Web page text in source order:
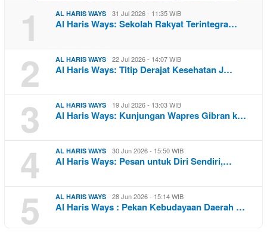
1 AL HARIS WAYS 31 Jul 2026 - 11:35 WIB
Al Haris Ways: Sekolah Rakyat Terintegra…
2 AL HARIS WAYS 22 Jul 2026 - 14:07 WIB
Al Haris Ways: Titip Derajat Kesehatan J…
3 AL HARIS WAYS 19 Jul 2026 - 13:03 WIB
Al Haris Ways: Kunjungan Wapres Gibran k…
4 AL HARIS WAYS 30 Jun 2026 - 15:50 WIB
Al Haris Ways: Pesan untuk Diri Sendiri,…
5 AL HARIS WAYS 28 Jun 2026 - 15:14 WIB
Al Haris Ways : Pekan Kebudayaan Daerah …